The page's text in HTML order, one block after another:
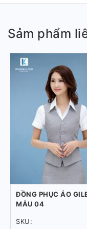
Sảm phẩm
ĐỒNG PHỤC ÁO
MẪU 04
SKU: